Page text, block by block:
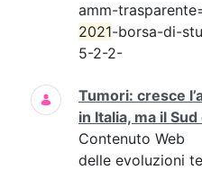
amm-
2021-borsa-di-
5-2-2-
Tumori: cresce
in Italia, ma il
Contenuto Web
delle evoluzioni